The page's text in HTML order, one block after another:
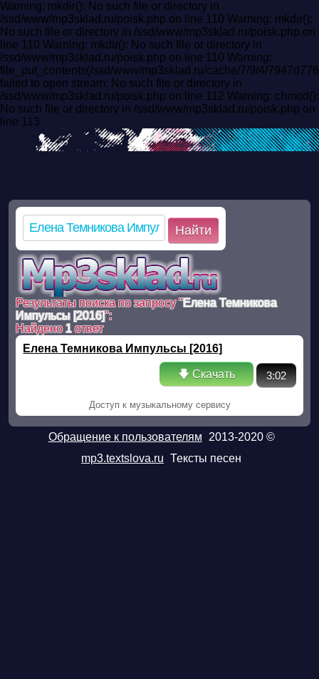
Warning: mkdir(): No such file or directory in
/ssd/www/mp3sklad.ru/poisk.php on line 110 Warning: mkdir():
No such file or directory in /ssd/www/mp3sklad.ru/poisk.php on
line 110 Warning: mkdir(): No such file or directory in
/ssd/www/mp3sklad.ru/poisk.php on line 110 Warning:
file_put_contents(/ssd/www/mp3sklad.ru/cache/7/9/4/
failed to open stream: No such file or directory in
/ssd/www/mp3sklad.ru/poisk.php on line 112 Warning: chmod():
No such file or directory in /ssd/www/mp3sklad.ru/poisk.php on
line 113
Найти
Результаты поиска по запросу "Елена Темникова
Импульсы [2016]":
Найдено1ответ
Елена Темникова Импульсы [2016]
🡇 Скачать 3:02
Доступ к музыкальному сервису
Обращение к пользователям
2013-2020 ©
mp3.textslova.ru Тексты песен